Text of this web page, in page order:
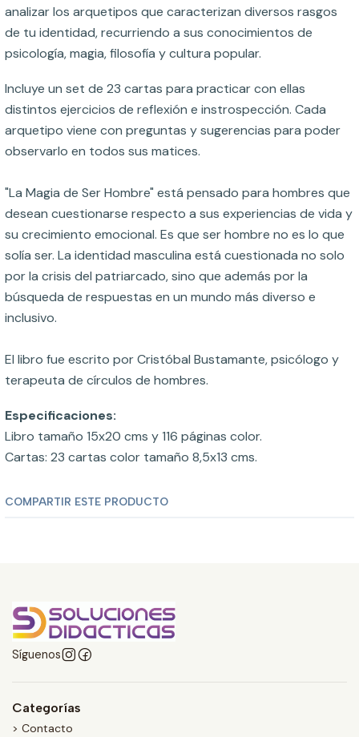
analizar los arquetipos que caracterizan diversos rasgos
de tu identidad, recurriendo a sus conocimientos de
psicología, magia, filosofía y cultura popular.
Incluye un set de 23 cartas para practicar con ellas
distintos ejercicios de reflexión e instrospección. Cada
arquetipo viene con preguntas y sugerencias para poder
observarlo en todos sus matices.
"La Magia de Ser Hombre" está pensado para hombres que
desean cuestionarse respecto a sus experiencias de vida y
su crecimiento emocional. Es que ser hombre no es lo que
solía ser. La identidad masculina está cuestionada no solo
por la crisis del patriarcado, sino que además por la
búsqueda de respuestas en un mundo más diverso e
inclusivo.
El libro fue escrito por Cristóbal Bustamante, psicólogo y
terapeuta de círculos de hombres.
Especificaciones:
Libro tamaño 15x20 cms y 116 páginas color.
Cartas: 23 cartas color tamaño 8,5x13 cms.
COMPARTIR ESTE PRODUCTO
Síguenos
Categorías
> Contacto